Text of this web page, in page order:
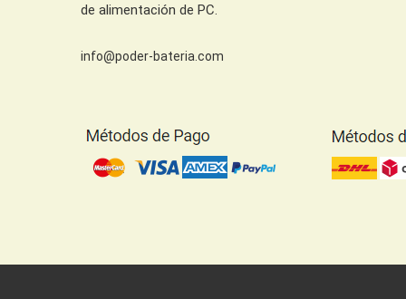
de alimentación de PC.
info@poder-bateria.com